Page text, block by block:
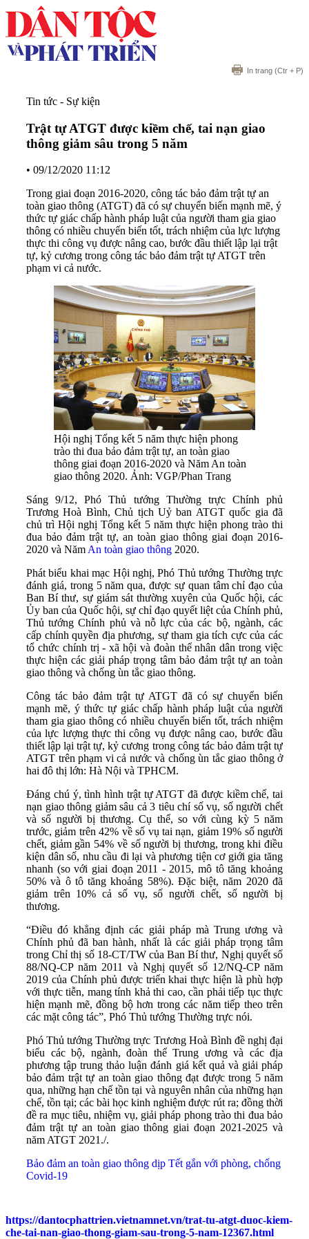
In trang (Ctr + P)
Tin tức - Sự kiện
Trật tự ATGT được kiềm chế, tai nạn giao
thông giảm sâu trong 5 năm
• 09/12/2020 11:12
Trong giai đoạn 2016-2020, công tác bảo đảm trật tự an
toàn giao thông (ATGT) đã có sự chuyển biến mạnh mẽ, ý
thức tự giác chấp hành pháp luật của người tham gia giao
thông có nhiều chuyến biến tốt, trách nhiệm của lực lượng
thực thi công vụ được nâng cao, bước đầu thiết lập lại trật
tự, kỷ cương trong công tác bảo đảm trật tự ATGT trên
phạm vi cả nước.
Hội nghị Tổng kết 5 năm thực hiện phong
trào thi đua bảo đảm trật tự, an toàn giao
thông giai đoạn 2016-2020 và Năm An toàn
giao thông 2020. Ảnh: VGP/Phan Trang
Sáng 9/12, Phó Thủ tướng Thường trực Chính phủ
Trương Hoà Bình, Chủ tịch Uỷ ban ATGT quốc gia đã
chủ trì Hội nghị Tổng kết 5 năm thực hiện phong trào thi
đua bảo đảm trật tự, an toàn giao thông giai đoạn 2016-
2020 và Năm An toàn giao thông 2020.
Phát biểu khai mạc Hội nghị, Phó Thủ tướng Thường trực
đánh giá, trong 5 năm qua, được sự quan tâm chỉ đạo của
Ban Bí thư, sự giám sát thường xuyên của Quốc hội, các
Ủy ban của Quốc hội, sự chỉ đạo quyết liệt của Chính phủ,
Thủ tướng Chính phủ và nỗ lực của các bộ, ngành, các
cấp chính quyền địa phương, sự tham gia tích cực của các
tổ chức chính trị - xã hội và đoàn thể nhân dân trong việc
thực hiện các giải pháp trọng tâm bảo đảm trật tự an toàn
giao thông và chống ùn tắc giao thông.
Công tác bảo đảm trật tự ATGT đã có sự chuyển biến
mạnh mẽ, ý thức tự giác chấp hành pháp luật của người
tham gia giao thông có nhiều chuyến biến tốt, trách nhiệm
của lực lượng thực thi công vụ được nâng cao, bước đầu
thiết lập lại trật tự, kỷ cương trong công tác bảo đảm trật tự
ATGT trên phạm vi cả nước và chống ùn tắc giao thông ở
hai đô thị lớn: Hà Nội và TPHCM.
Đáng chú ý, tình hình trật tự ATGT đã được kiềm chế, tai
nạn giao thông giảm sâu cả 3 tiêu chí số vụ, số người chết
và số người bị thương. Cụ thể, so với cùng kỳ 5 năm
trước, giảm trên 42% về số vụ tai nạn, giảm 19% số người
chết, giảm gần 54% về số người bị thương, trong khi điều
kiện dân số, nhu cầu đi lại và phương tiện cơ giới gia tăng
nhanh (so với giai đoạn 2011 - 2015, mô tô tăng khoảng
50% và ô tô tăng khoảng 58%). Đặc biệt, năm 2020 đã
giảm trên 10% cả số vụ, số người chết, số người bị
thương.
“Điều đó khẳng định các giải pháp mà Trung ương và
Chính phủ đã ban hành, nhất là các giải pháp trọng tâm
trong Chỉ thị số 18-CT/TW của Ban Bí thư, Nghị quyết số
88/NQ-CP năm 2011 và Nghị quyết số 12/NQ-CP năm
2019 của Chính phủ được triển khai thực hiện là phù hợp
với thực tiễn, mang tính khả thi cao, cần phải tiếp tục thực
hiện mạnh mẽ, đồng bộ hơn trong các năm tiếp theo trên
các mặt công tác”, Phó Thủ tướng Thường trực nói.
Phó Thủ tướng Thường trực Trương Hoà Bình đề nghị đại
biểu các bộ, ngành, đoàn thể Trung ương và các địa
phương tập trung thảo luận đánh giá kết quả và giải pháp
bảo đảm trật tự an toàn giao thông đạt được trong 5 năm
qua, những hạn chế tồn tại và nguyên nhân của những hạn
chế, tồn tại; các bài học kinh nghiệm được rút ra; đồng thời
đề ra mục tiêu, nhiệm vụ, giải pháp phong trào thi đua bảo
đảm trật tự an toàn giao thông giai đoạn 2021-2025 và
năm ATGT 2021./.
Bảo đảm an toàn giao thông dịp Tết gắn với phòng, chống
Covid-19
https://dantocphattrien.vietnamnet.vn/trat-tu-atgt-duoc-kiem-
che-tai-nan-giao-thong-giam-sau-trong-5-nam-12367.html